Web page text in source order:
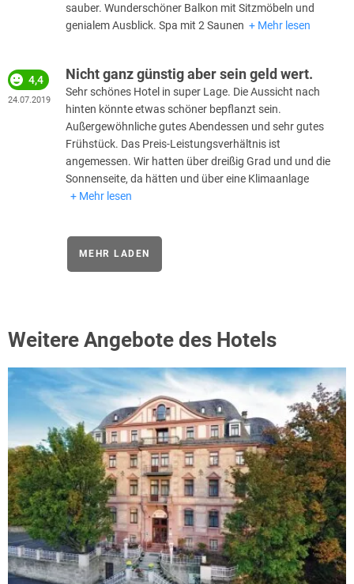
sauber. Wunderschöner Balkon mit Sitzmöbeln und
genialem Ausblick. Spa mit 2 Saunen
Mehr lesen
Nicht ganz günstig aber sein geld wert.
4,4
24.07.2019
Sehr schönes Hotel in super Lage. Die Aussicht nach
hinten könnte etwas schöner bepflanzt sein.
Außergewöhnliche gutes Abendessen und sehr gutes
Frühstück. Das Preis-Leistungsverhältnis ist
angemessen. Wir hatten über dreißig Grad und und die
Sonnenseite, da hätten und über eine Klimaanlage
Mehr lesen
MEHR LADEN
Weitere Angebote des Hotels